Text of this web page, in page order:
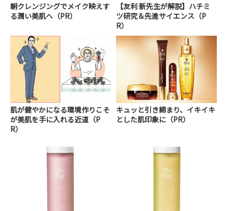
朝クレンジングでメイク映えす
る潤い美肌へ（PR）
【友利 新先生が解説】ハチミ
ツ研究＆先進サイエンス（P
R）
肌が健やかになる環境作りこそ
が美肌を手に入れる近道（P
R）
キュッと引き締まり、イキイキ
とした肌印象に（PR）